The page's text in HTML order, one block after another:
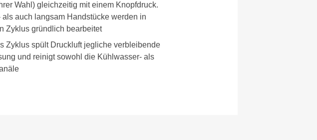
Wahl) gleichzeitig mit einem Knopfdruck.
auch langsam Handstücke werden in
Zyklus gründlich bearbeitet
Zyklus spült Druckluft jegliche verbleibende
und reinigt sowohl die Kühlwasser- als